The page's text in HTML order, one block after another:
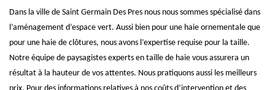
Dans la ville de Saint Germain Des Pres nous nous sommes spécialisé dans
l’aménagement d’espace vert. Aussi bien pour une haie ornementale que
pour une haie de clôtures, nous avons l’expertise requise pour la taille.
Notre équipe de paysagistes experts en taille de haie vous assurera un
résultat à la hauteur de vos attentes. Nous pratiquons aussi les meilleurs